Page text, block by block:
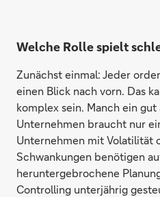
Welche Rolle spielt
Zunächst einmal: Jeder
einen Blick nach vorn. Das
komplex sein. Manch ein
Unternehmen braucht nur
Unternehmen mit Volatilität
Schwankungen benötigen
heruntergebrochene
Controlling unterjährig